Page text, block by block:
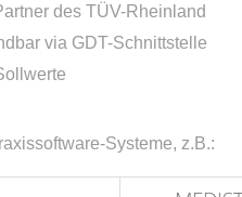
des TÜV-Rheinland
via GDT-Schnittstelle
Systeme, z.B.: